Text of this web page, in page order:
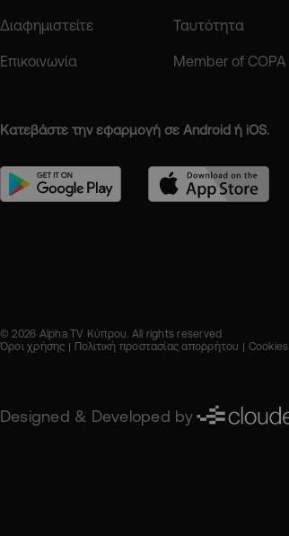
Διαφημιστείτε Ταυτότητα
Επικοινωνία Member of COPA
Κατεβάστε την εφαρμογή σε Android ή iOS.
© 2026 Alpha TV Κύπρου. All rights reserved
Όροι χρήσης
Πολιτική προστασίας απορρήτου Cookies
Designed & Developed by